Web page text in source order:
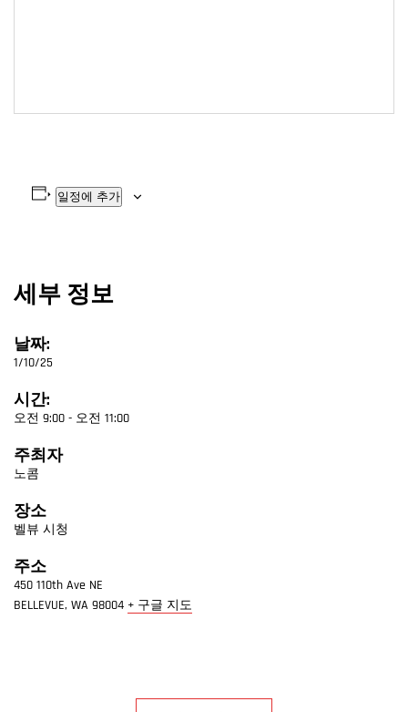
일정에 추가
세부 정보
날짜:
1/10/25
시간:
오전 9:00 - 오전 11:00
주최자
노콤
장소
벨뷰 시청
주소
450 110th Ave NE
BELLEVUE, WA 98004 + 구글 지도